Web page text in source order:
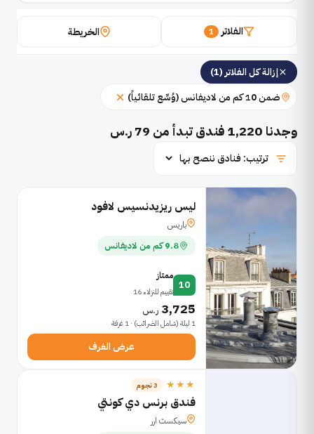
الفلاتر 1 الخريطة
إزالة كل الفلاتر (1)
ضمن 10 كم من لاديفانس (وُسِّع تلقائياً)
وجدنا 1,220فندق تبدأ من 79 ر.س
ليس ريزيدنسيس لافود
باريس
9.8 كم من لاديفانس
10
ممتاز
تقييم للنزلاء 16
3,725 ر.س
1 ليلة (شامل الضرائب) · 1 غرفة
عرض الغرف
★★★ 3 نجوم
فندق برنس دي كونتي
سيكسث ارر